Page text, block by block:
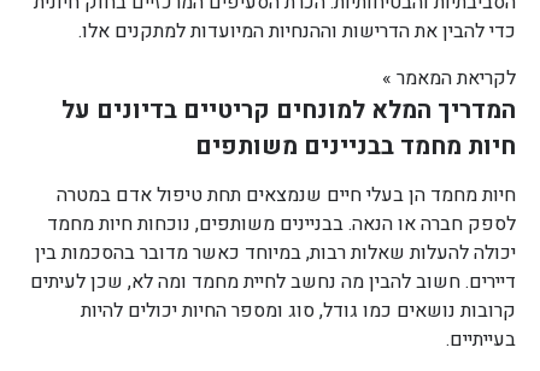
כדי להבין את הדרישות וההנחיות המיועדות למתקנים אלו.
לקריאת המאמר »
המדריך המלא למונחים קריטיים בדיונים על
חיות מחמד בבניינים משותפים
חיות מחמד הן בעלי חיים שנמצאים תחת טיפול אדם במטרה
לספק חברה או הנאה. בבניינים משותפים, נוכחות חיות מחמד
יכולה להעלות שאלות רבות, במיוחד כאשר מדובר בהסכמות בין
דיירים. חשוב להבין מה נחשב לחיית מחמד ומה לא, שכן לעיתים
קרובות נושאים כמו גודל, סוג ומספר החיות יכולים להיות
בעייתיים.